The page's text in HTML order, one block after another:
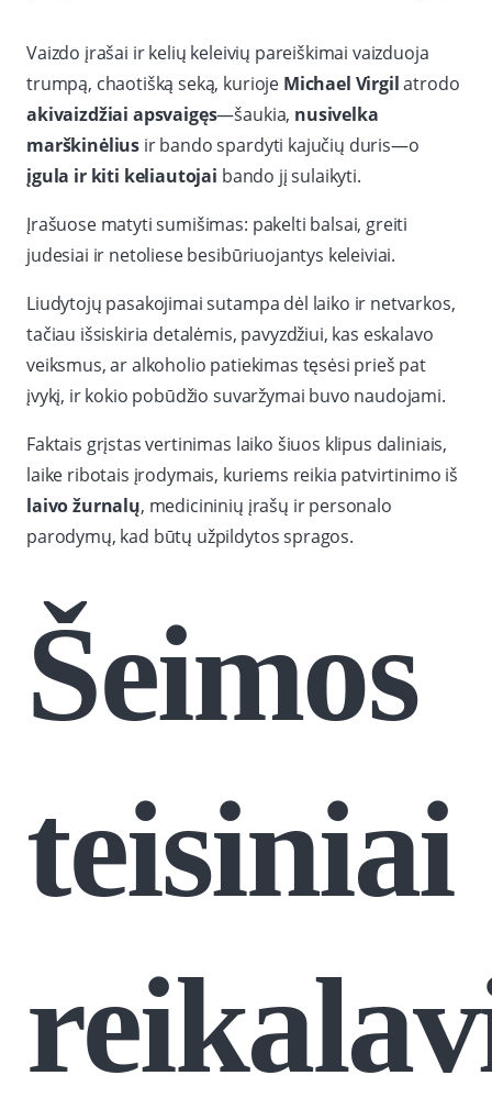
Vaizdo įrašai ir kelių keleivių pareiškimai vaizduoja
trumpą, chaotišką seką, kurioje Michael Virgilatrodo
akivaizdžiai apsvaigęs—šaukia, nusivelka
marškinėlius ir bando spardyti kajučių duris—o
įgula ir kiti keliautojai bando jį sulaikyti.
Įrašuose matyti sumišimas: pakelti balsai, greiti
judesiai ir netoliese besibūriuojantys keleiviai.
Liudytojų pasakojimai sutampa dėl laiko ir netvarkos,
tačiau išsiskiria detalėmis, pavyzdžiui, kas eskalavo
veiksmus, ar alkoholio patiekimas tęsėsi prieš pat
įvykį, ir kokio pobūdžio suvaržymai buvo naudojami.
Faktais grįstas vertinimas laiko šiuos klipus daliniais,
laike ribotais įrodymais, kuriems reikia patvirtinimo iš
laivo žurnalų, medicininių įrašų ir personalo
parodymų, kad būtų užpildytos spragos.
Šeimos
teisiniai